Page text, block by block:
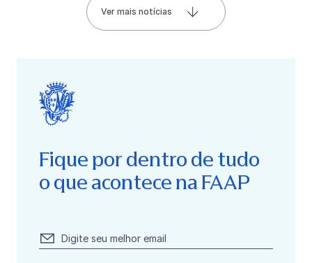
Ver mais notícias
Fique por dentro de tudo
o que acontece na FAAP